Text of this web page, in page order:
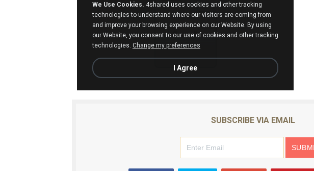
Accidente en Verón deja un motorista fallecido y
Discusión familiar termina en muerte de un joven
Coraasan construye parque solar de un
SUBSCRIBE VIA EMAIL